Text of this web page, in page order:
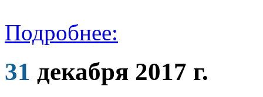
Подробнее:
31 декабря 2017 г.